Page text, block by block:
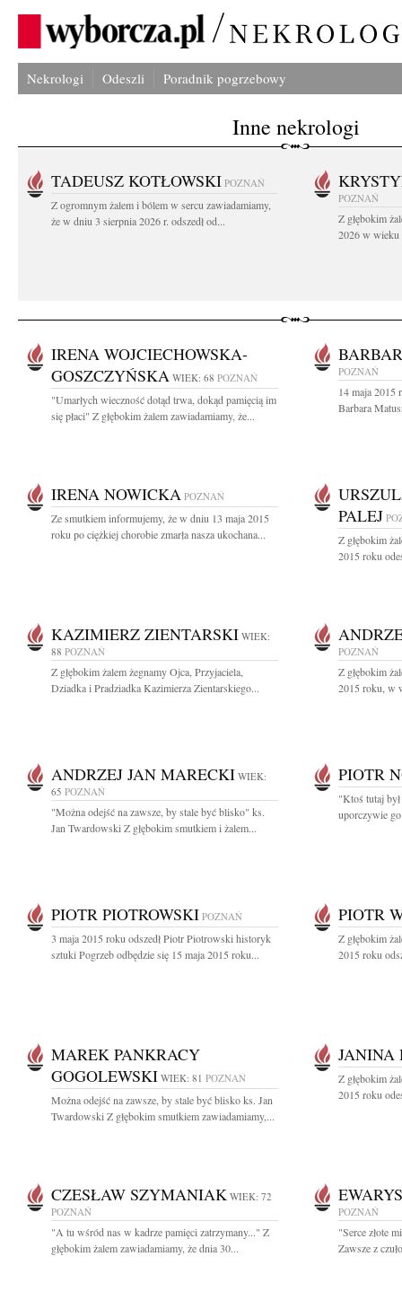
Nekrologi Odeszli Poradnik pogrzebowy
Inne nekrologi
TADEUSZ KOTŁOWSKI POZNAŃ
Z ogromnym żalem i bólem w sercu zawiadamiamy,
że w dniu 3 sierpnia 2026 r. odszedł od...
POZNAŃ
Z głębokim
2026 w wieku
IRENA WOJCIECHOWSKA-
GOSZCZYŃSKA WIEK: 68 POZNAŃ
"Umarłych wieczność dotąd trwa, dokąd pamięcią im
się płaci" Z głębokim żalem zawiadamiamy, że...
POZNAŃ
14 maja 2015
Barbara
IRENA NOWICKA POZNAŃ
Ze smutkiem informujemy, że w dniu 13 maja 2015
roku po ciężkiej chorobie zmarła nasza ukochana...
PALEJ
Z głębokim
2015 roku
KAZIMIERZ ZIENTARSKI WIEK:
88 POZNAŃ
Z głębokim żalem żegnamy Ojca, Przyjaciela,
Dziadka i Pradziadka Kazimierza Zientarskiego...
POZNAŃ
Z głębokim
2015 roku, w
ANDRZEJ JAN MARECKI WIEK:
65 POZNAŃ
"Można odejść na zawsze, by stale być blisko" ks.
Jan Twardowski Z głębokim smutkiem i żalem...
PIOTR
"Ktoś tutaj
uporczywie
PIOTR PIOTROWSKI POZNAŃ
3 maja 2015 roku odszedł Piotr Piotrowski historyk
sztuki Pogrzeb odbędzie się 15 maja 2015 roku...
PIOTR
Z głębokim
2015 roku
MAREK PANKRACY
GOGOLEWSKI WIEK: 81 POZNAŃ
Można odejść na zawsze, by stale być blisko ks. Jan
Twardowski Z głębokim smutkiem zawiadamiamy,...
JANINA
Z głębokim
2015 roku
CZESŁAW SZYMANIAK WIEK: 72
POZNAŃ
"A tu wśród nas w kadrze pamięci zatrzymany..." Z
głębokim żalem zawiadamiamy, że dnia 30...
POZNAŃ
"Serce złote
Zawsze z